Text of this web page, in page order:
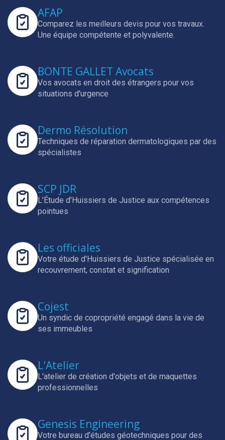
AFAP
Comparez les meilleurs devis pour vos travaux.
Une équipe compétente et polyvalente.
BONTE GALLET Avocats
Vos avocats en droit des étrangers pour vos
situations d'urgence
Dermo Résolution
Techniques de réparation dermatologiques par des
spécialistes
SCP JDR
L'Étude d'Huissiers de Justice aux compétences
pointues
Les officiales
Votre étude d'Huissiers de Justice spécialisée en
recouvrement, constat et signification
Cojest
Un syndic de copropriété engagé dans la vie de
ses immeubles
L'Atelier
L'atelier de création d'objets et de maquettes
professionnelles
Genesis Engineering
Votre bureau d'études géotechniques pour des